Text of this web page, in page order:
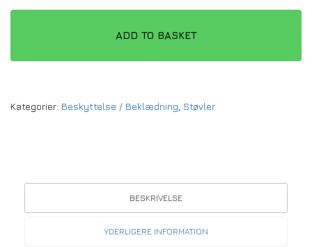
ADD TO BASKET
Kategorier: Beskyttelse / Beklædning Støvler
BESKRIVELSE
YDERLIGERE INFORMATION